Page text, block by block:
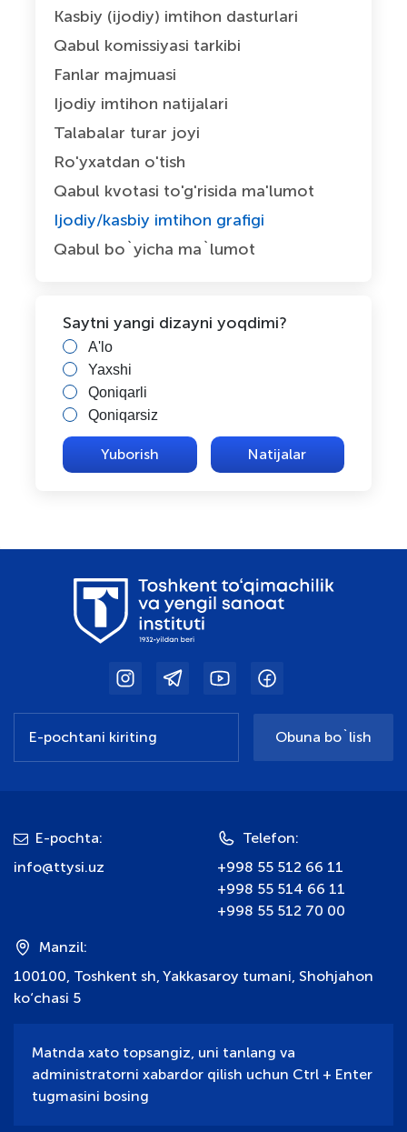
Kasbiy (ijodiy) imtihon dasturlari
Qabul komissiyasi tarkibi
Fanlar majmuasi
Ijodiy imtihon natijalari
Talabalar turar joyi
Ro'yxatdan o'tish
Qabul kvotasi to'g'risida ma'lumot
Ijodiy/kasbiy imtihon grafigi
Qabul bo`yicha ma`lumot
Saytni yangi dizayni yoqdimi?
A'lo
Yaxshi
Qoniqarli
Qoniqarsiz
Natijalar
Obuna bo`lish
E-pochta:
info@ttysi.uz
Telefon:
+998 55 512 66 11
+998 55 514 66 11
+998 55 512 70 00
Manzil:
100100, Toshkent sh, Yakkasaroy tumani, Shohjahon
ko‘chasi 5
Matnda xato topsangiz, uni tanlang va
administratorni xabardor qilish uchun Ctrl + Enter
tugmasini bosing